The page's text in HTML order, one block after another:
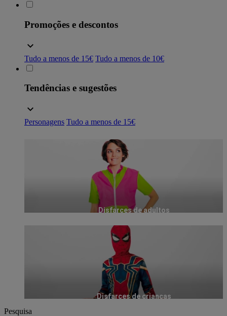
Promoções e descontos
Tudo a menos de 15€ Tudo a menos de 10€
Tendências e sugestões
Personagens Tudo a menos de 15€
Disfarces de adultos
Disfarces de crianças
Pesquisa